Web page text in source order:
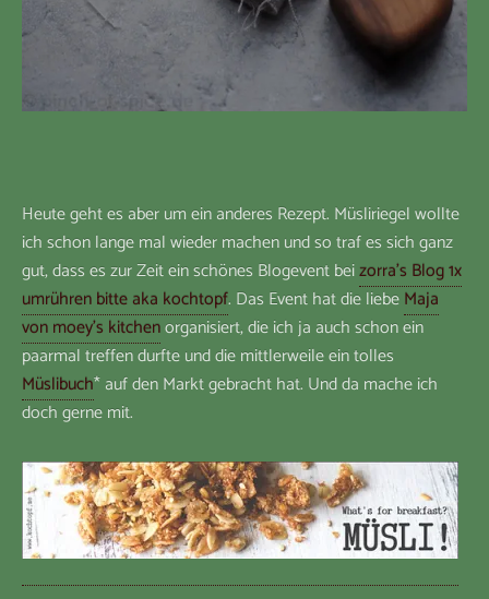
Heute geht es aber um ein anderes Rezept. Müsliriegel wollte
ich schon lange mal wieder machen und so traf es sich ganz
gut, dass es zur Zeit ein schönes Blogevent beizorra’s Blog 1x
umrühren bitte aka kochtopf. Das Event hat die liebeMaja
von moey’s kitchenorganisiert, die ich ja auch schon ein
paarmal treffen durfte und die mittlerweile ein tolles
Müslibuch* auf den Markt gebracht hat. Und da mache ich
doch gerne mit.